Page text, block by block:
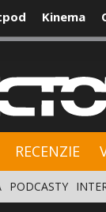
Kinema
RECENZIE
PODCASTY